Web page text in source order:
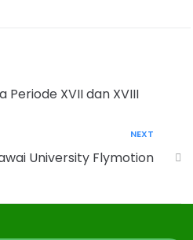
Periode XVII dan XVIII
NEXT
University Flymotion